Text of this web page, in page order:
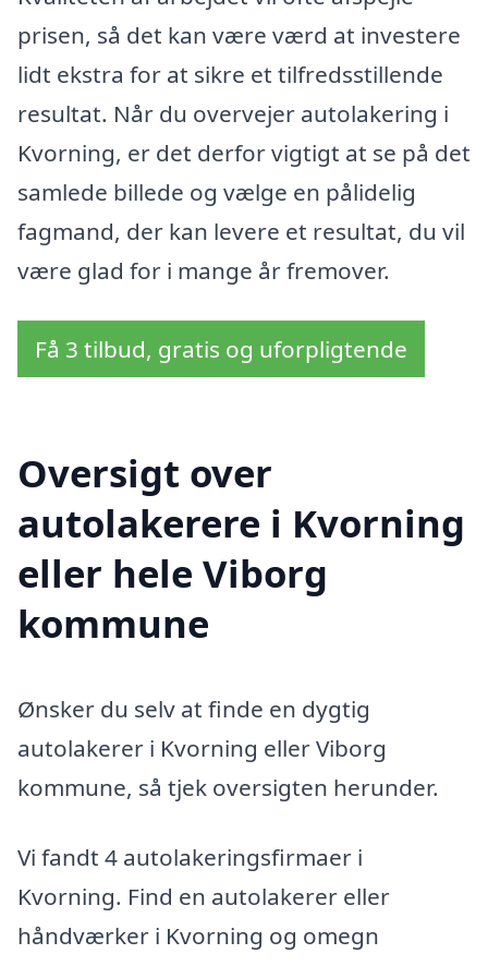
prisen, så det kan være værd at investere
lidt ekstra for at sikre et tilfredsstillende
resultat. Når du overvejer autolakering i
Kvorning, er det derfor vigtigt at se på det
samlede billede og vælge en pålidelig
fagmand, der kan levere et resultat, du vil
være glad for i mange år fremover.
Få 3 tilbud, gratis og uforpligtende
Oversigt over
autolakerere i Kvorning
eller hele Viborg
kommune
Ønsker du selv at finde en dygtig
autolakerer i Kvorning eller Viborg
kommune, så tjek oversigten herunder.
Vi fandt 4 autolakeringsfirmaer i
Kvorning. Find en autolakerer eller
håndværker i Kvorning og omegn